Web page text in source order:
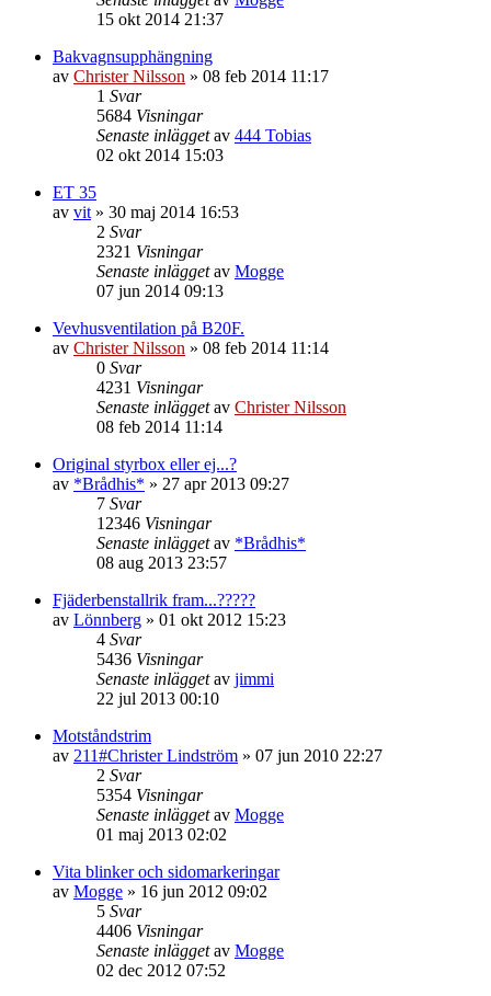
15 okt 2014 21:37
Bakvagnsupphängning
av Christer Nilsson » 08 feb 2014 11:17
1 Svar
5684 Visningar
Senaste inläggetav 444 Tobias
02 okt 2014 15:03
ET 35
av vit » 30 maj 2014 16:53
2 Svar
2321 Visningar
Senaste inläggetav Mogge
07 jun 2014 09:13
Vevhusventilation på B20F.
av Christer Nilsson » 08 feb 2014 11:14
0 Svar
4231 Visningar
Senaste inläggetav Christer Nilsson
08 feb 2014 11:14
Original styrbox eller ej...?
av *Brådhis* » 27 apr 2013 09:27
7 Svar
12346 Visningar
Senaste inläggetav *Brådhis*
08 aug 2013 23:57
Fjäderbenstallrik fram...?????
av Lönnberg » 01 okt 2012 15:23
4 Svar
5436 Visningar
Senaste inläggetav jimmi
22 jul 2013 00:10
Motståndstrim
av 211#Christer Lindström » 07 jun 2010 22:27
2 Svar
5354 Visningar
Senaste inläggetav Mogge
01 maj 2013 02:02
Vita blinker och sidomarkeringar
av Mogge » 16 jun 2012 09:02
5 Svar
4406 Visningar
Senaste inläggetav Mogge
02 dec 2012 07:52